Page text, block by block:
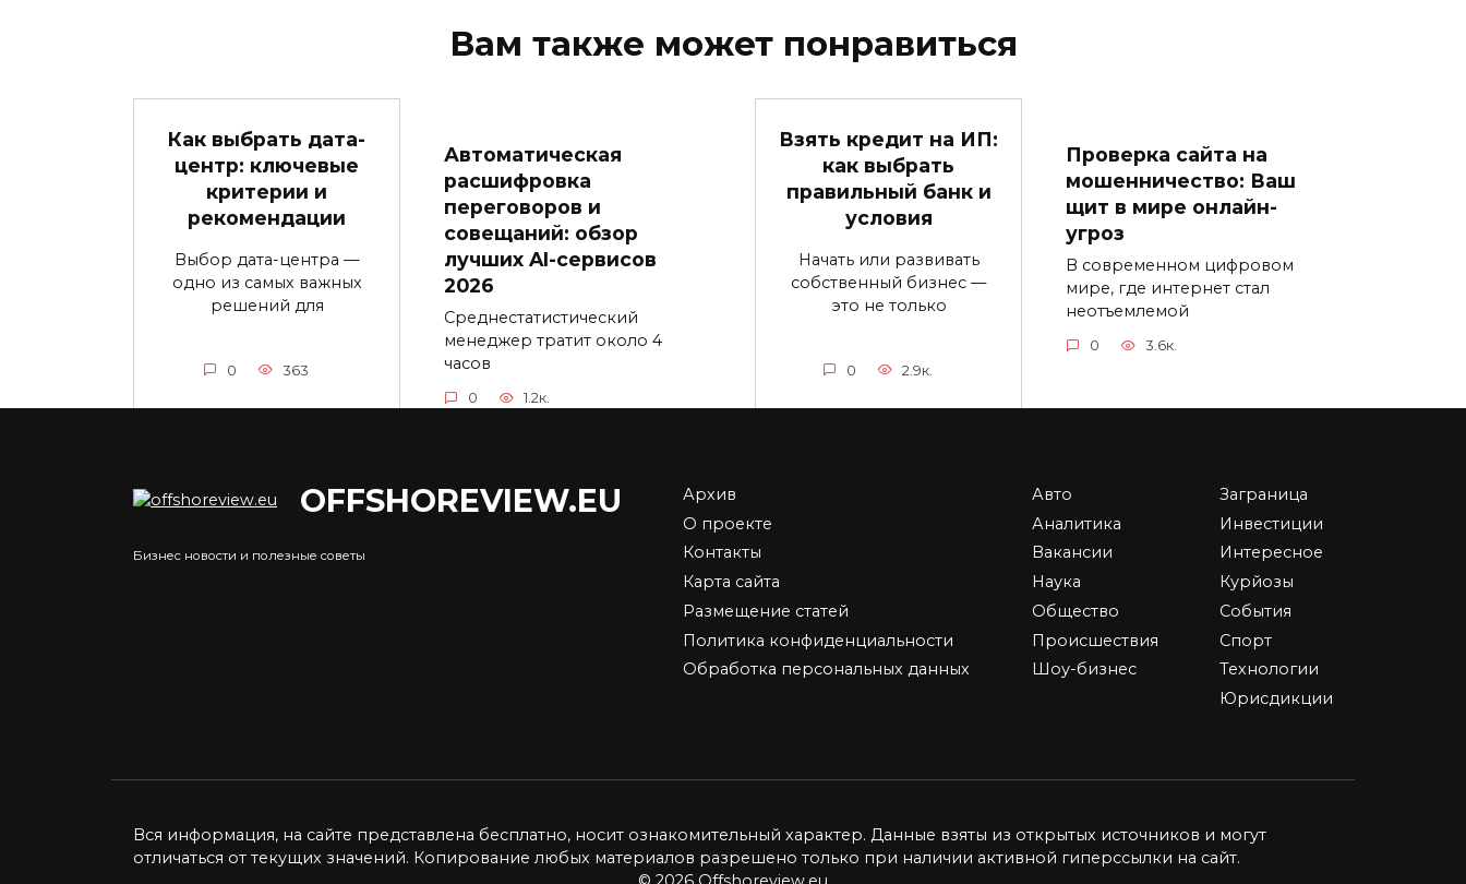
Вам также может понравиться
Как выбрать дата-
центр: ключевые
критерии и
рекомендации
Выбор дата-центра —
одно из самых важных
решений для
0 363
Автоматическая
расшифровка
переговоров и
совещаний: обзор
лучших AI-сервисов
2026
Среднестатистический
менеджер тратит около 4
часов
0 1.2к.
Взять кредит на ИП:
как выбрать
правильный банк и
условия
Начать или развивать
собственный бизнес —
это не только
0 2.9к.
Проверка сайта на
мошенничество: Ваш
щит в мире онлайн-
угроз
В современном цифровом
мире, где интернет стал
неотъемлемой
0 3.6к.
Курс фунта к рублю:
прогнозы
Покупка недвижимости
синергии в бизнесе
Corp. Тимур Турлов строит
экспертиза: ключ к
объективности и
обоснованным
решениям
В современном мире, полном
динамики и перемен,
OFFSHOREVIEW.EU
Бизнес новости и полезные советы
Архив
О проекте
Контакты
Карта сайта
Размещение статей
Политика конфиденциальности
Обработка персональных данных
Авто
Аналитика
Вакансии
Наука
Общество
Происшествия
Шоу-бизнес
Заграница
Инвестиции
Интересное
Курйозы
События
Спорт
Технологии
Юрисдикции
Вся информация, на сайте представлена бесплатно, носит ознакомительный характер. Данные взяты из открытых источников и могут
отличаться от текущих значений. Копирование любых материалов разрешено только при наличии активной гиперссылки на сайт.